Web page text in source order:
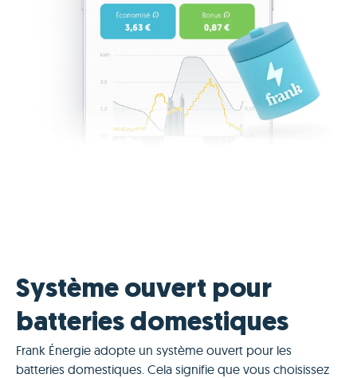
Système ouvert pour
batteries domestiques
Frank Énergie adopte un système ouvert pour les
batteries domestiques. Cela signifie que vous choisissez